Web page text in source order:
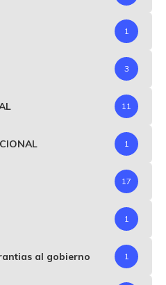
1
3
11
1
17
1
al gobierno 1